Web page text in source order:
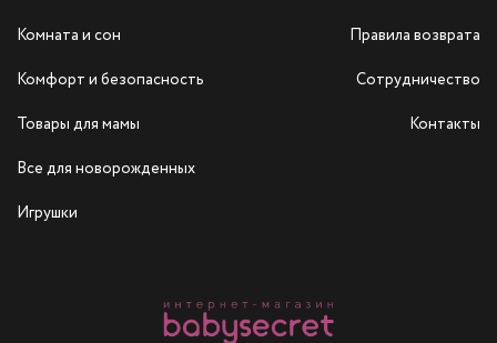
Комната и сон
Комфорт и безопасность
Товары для мамы
Все для новорожденных
Игрушки
Правила возврата
Сотрудничество
Контакты